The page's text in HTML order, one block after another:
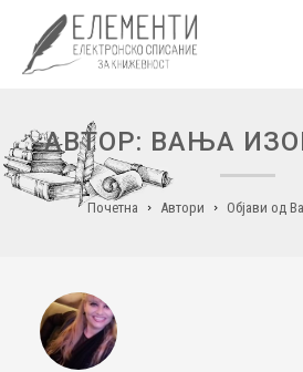
АВТОР: ВАЊА
Почетна Автори Објави од